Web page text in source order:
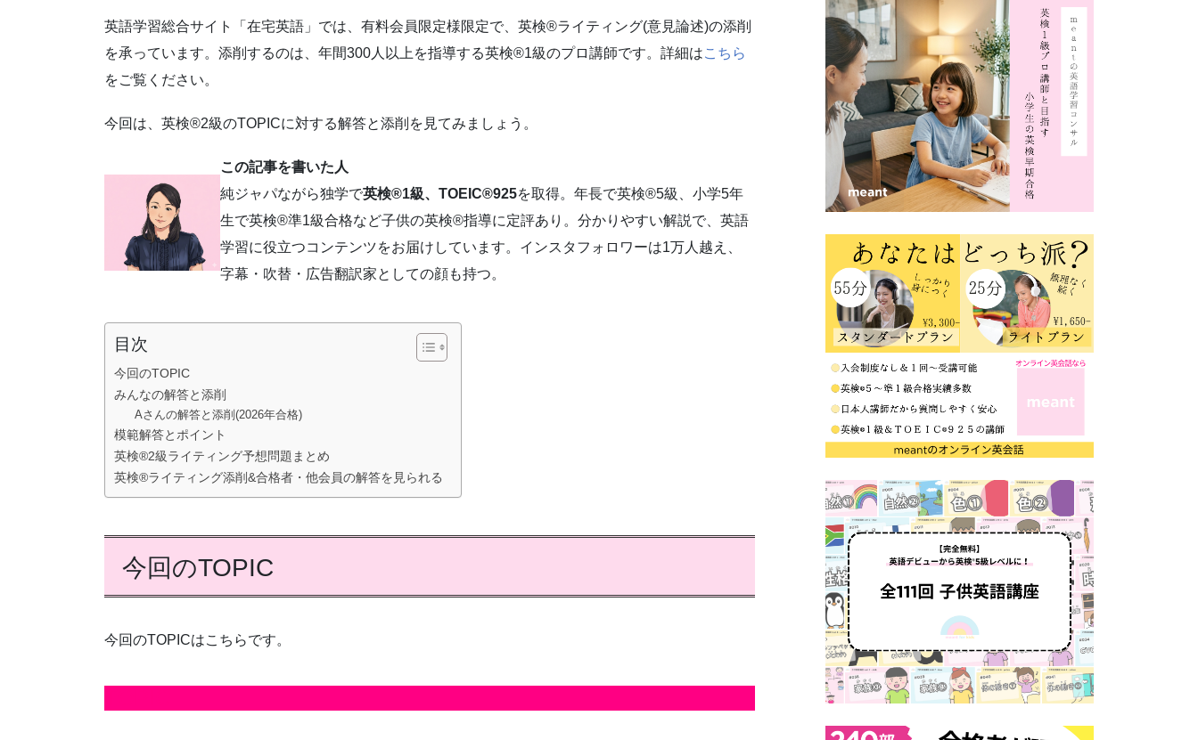
英語学習総合サイト「在宅英語」では、有料会員限定様限定で、英検®ライティング(意見論述)の添削
を承っています。添削するのは、年間300人以上を指導する英検®1級のプロ講師です。詳細はこちら
をご覧ください。
今回は、英検®2級のTOPICに対する解答と添削を見てみましょう。
この記事を書いた人
純ジャパながら独学で英検®1級、TOEIC®925を取得。年長で英検®5級、小学5年
生で英検®準1級合格など子供の英検®指導に定評あり。分かりやすい解説で、英語
学習に役立つコンテンツをお届けしています。インスタフォロワーは1万人越え、
字幕・吹替・広告翻訳家としての顔も持つ。
目次
今回のTOPIC
みんなの解答と添削
Aさんの解答と添削(2026年合格)
模範解答とポイント
英検®2級ライティング予想問題まとめ
英検®ライティング添削&合格者・他会員の解答を見られる
今回のTOPIC
今回のTOPICはこちらです。